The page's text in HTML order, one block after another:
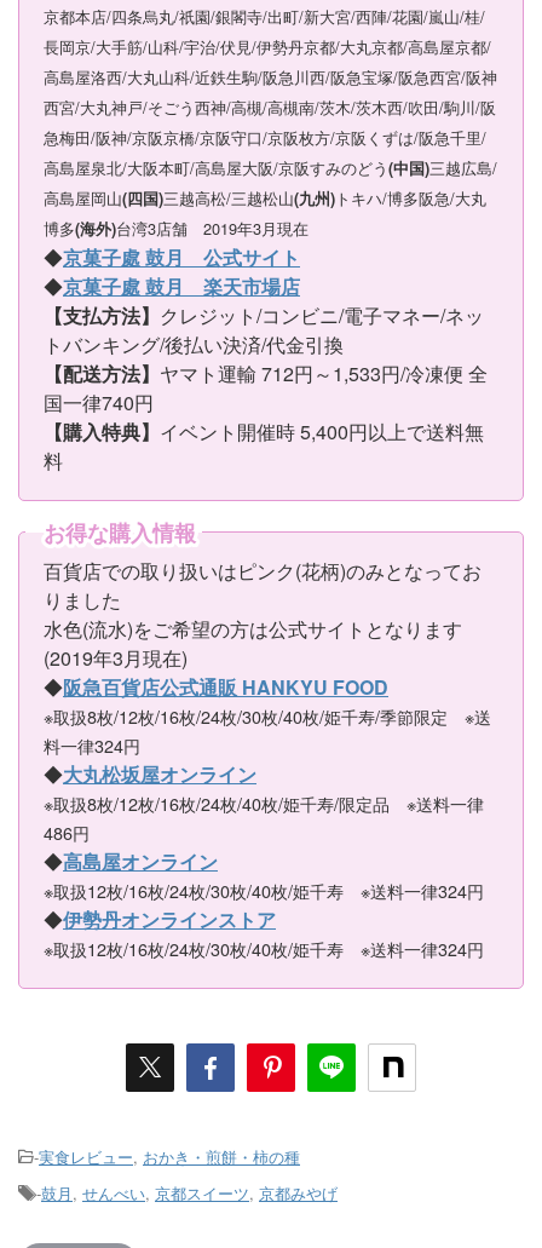
京都本店/四条烏丸/祇園/銀閣寺/出町/新大宮/西陣/花園/嵐山/桂/
長岡京/大手筋/山科/宇治/伏見/伊勢丹京都/大丸京都/高島屋京都/
高島屋洛西/大丸山科/近鉄生駒/阪急川西/阪急宝塚/阪急西宮/阪神
西宮/大丸神戸/そごう西神/高槻/高槻南/茨木/茨木西/吹田/駒川/阪
急梅田/阪神/京阪京橋/京阪守口/京阪枚方/京阪くずは/阪急千里/
高島屋泉北/大阪本町/高島屋大阪/京阪すみのどう(中国)三越広島/
高島屋岡山(四国)三越高松/三越松山(九州) トキハ/博多阪急/大丸
博多(海外)台湾3店舗 2019年3月現在
◆京菓子處 鼓月 公式サイト
◆京菓子處 鼓月 楽天市場店
【支払方法】 クレジット/コンビニ/電子マネー/ネッ
トバンキング/後払い決済/代金引換
【配送方法】 ヤマト運輸 712円～1,533円/冷凍便 全
国一律740円
【購入特典】 イベント開催時 5,400円以上で送料無
料
お得な購入情報
百貨店での取り扱いはピンク(花柄)のみとなってお
りました
水色(流水)をご希望の方は公式サイトとなります
(2019年3月現在)
◆阪急百貨店公式通販 HANKYU FOOD
※取扱8枚/12枚/16枚/24枚/30枚/40枚/姫千寿/季節限定 ※送
料一律324円
◆大丸松坂屋オンライン
※取扱8枚/12枚/16枚/24枚/40枚/姫千寿/限定品 ※送料一律
486円
◆高島屋オンライン
※取扱12枚/16枚/24枚/30枚/40枚/姫千寿 ※送料一律324円
◆伊勢丹オンラインストア
※取扱12枚/16枚/24枚/30枚/40枚/姫千寿 ※送料一律324円
-実食レビュー, おかき・煎餅・柿の種
-鼓月 , せんべい, 京都スイーツ, 京都みやげ